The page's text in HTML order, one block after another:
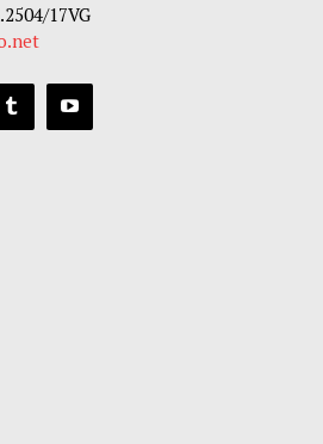
17VG